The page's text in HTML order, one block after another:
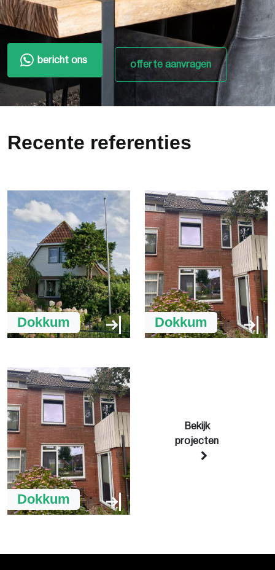
bericht ons offerte aanvragen
Recente referenties
Dokkum Dokkum
Dokkum
Bekijk
projecten